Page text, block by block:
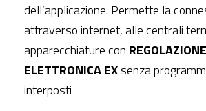
dell’applicazione. Permette la
attraverso internet, alle centrali
apparecchiature con REGOLAZIONE
ELETTRONICA EXsenza
interposti